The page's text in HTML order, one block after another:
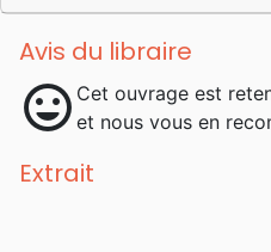
Avis du libraire
mood Cet ouvrage est
et nous vous en
Extrait